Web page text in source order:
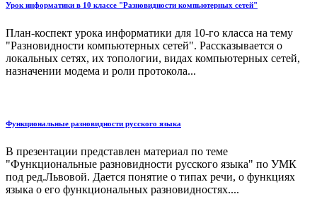
Урок информатики в 10 классе "Разновидности компьютерных сетей"
План-коспект урока информатики для 10-го класса на тему
"Разновидности компьютерных сетей". Рассказывается о
локальных сетях, их топологии, видах компьютерных сетей,
назначении модема и роли протокола...
Функциональные разновидности русского языка
В презентации представлен материал по теме
"Функциональные разновидности русского языка" по УМК
под ред.Львовой. Дается понятие о типах речи, о функциях
языка о его функциональных разновидностях....